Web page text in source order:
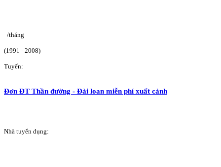
/tháng
(1991 - 2008)
Tuyển:
Đơn ĐT Thần đường - Đài loan miễn phí xuất cảnh
Nhà tuyển dụng: